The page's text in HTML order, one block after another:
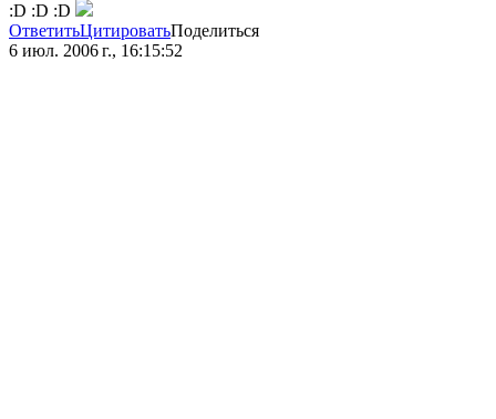
:D :D :D
ОтветитьЦитироватьПоделиться
6 июл. 2006 г., 16:15:52